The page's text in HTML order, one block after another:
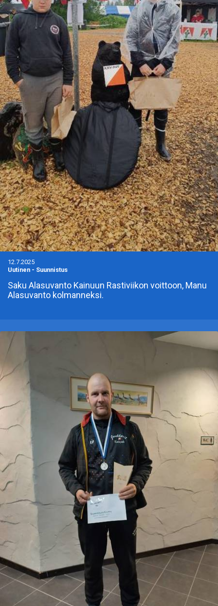
12.7.2025
Uutinen - Suunnistus
Saku Alasuvanto Kainuun Rastiviikon voittoon, Manu
Alasuvanto kolmanneksi.